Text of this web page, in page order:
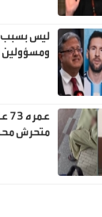
ليس بسبب
ومسؤولين
متحرش